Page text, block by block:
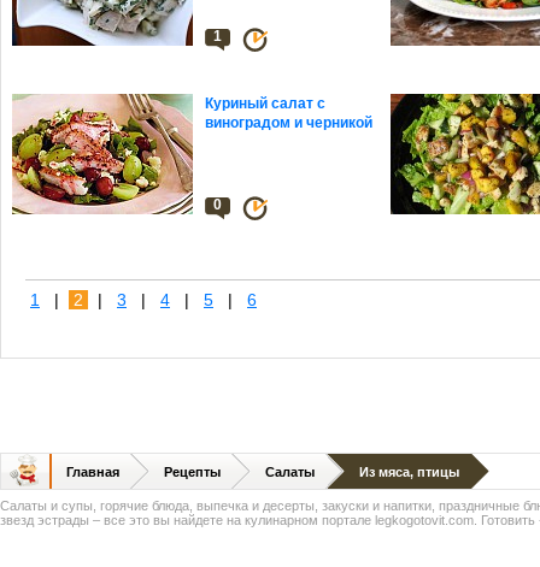
1
Куриный салат с
виноградом и черникой
0
1 | 2 | 3 | 4 | 5 | 6
Главная Рецепты Салаты Из мяса, птицы
Салаты и супы, горячие блюда, выпечка и десерты, закуски и напитки, праздничные
звезд эстрады – все это вы найдете на кулинарном портале legkogotovit.com. Готовить